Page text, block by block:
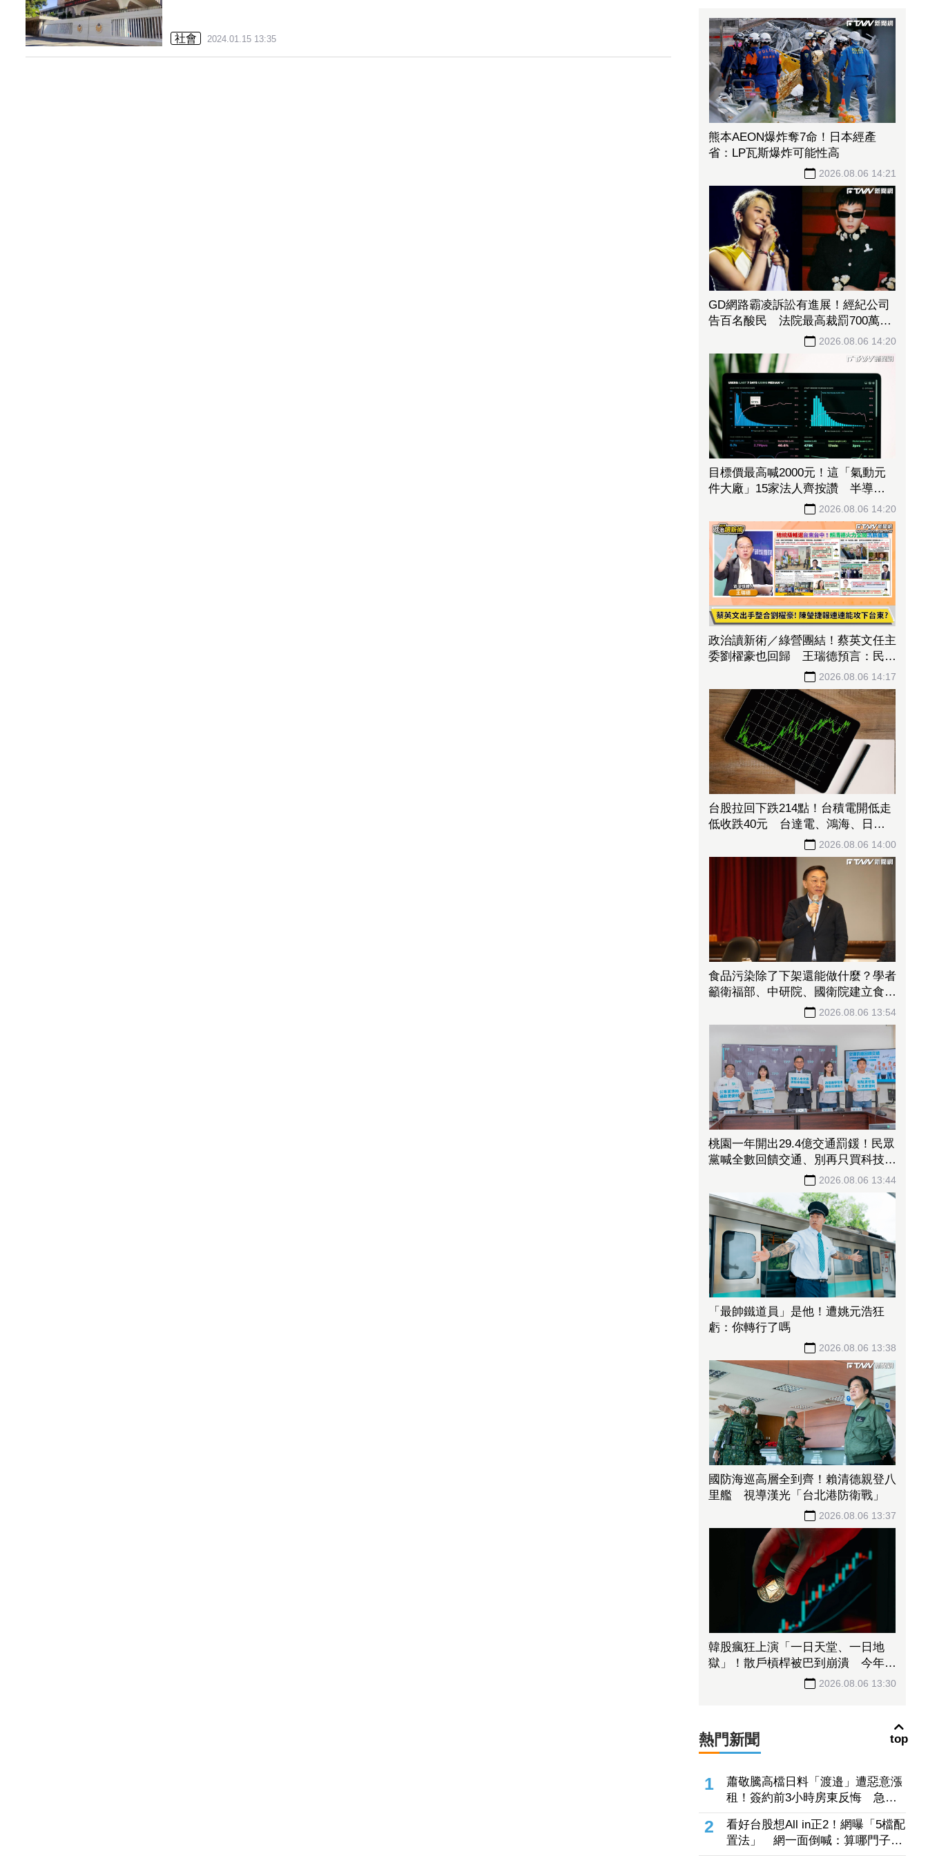
社會 2024.01.15 13:35
熊本AEON爆炸奪7命！日本經產
省：LP瓦斯爆炸可能性高
2026.08.06 14:21
GD網路霸凌訴訟有進展！經紀公司
告百名酸民 法院最高裁罰700萬韓
2026.08.06 14:20
目標價最高喊2000元！這「氣動元
件大廠」15家法人齊按讚 半導體
新品＋中國市占雙引擎啟動2026.08.06 14:20
政治讀新術／綠營團結！蔡英文任主
委劉櫂豪也回歸 王瑞德預言：民進
黨最接近拿下台東的一次2026.08.06 14:17
台股拉回下跌214點！台積電開低走
低收跌40元 台達電、鴻海、日月
2026.08.06 14:00
食品污染除了下架還能做什麼？學者
籲衛福部、中研院、國衛院建立食安
2026.08.06 13:54
桃園一年開出29.4億交通罰鍰！民眾
黨喊全數回饋交通、別再只買科技執
2026.08.06 13:44
「最帥鐵道員」是他！遭姚元浩狂
虧：你轉行了嗎
2026.08.06 13:38
國防海巡高層全到齊！賴清德親登八
里艦 視導漢光「台北港防衛戰」
2026.08.06 13:37
韓股瘋狂上演「一日天堂、一日地
獄」！散戶槓桿被巴到崩潰 今年熔
2026.08.06 13:30
熱門新聞
1
蕭敬騰高檔日料「渡邉」遭惡意漲
租！簽約前3小時房東反悔 急尋
餐廳新地點
2
看好台股想All in正2！網曝「5檔配
置法」 網一面倒喊：算哪門子分
top